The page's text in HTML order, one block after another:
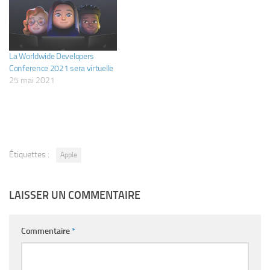
La Worldwide Developers
Conference 2021 sera virtuelle
25 mai 2021
Étiquettes : Apple
LAISSER UN COMMENTAIRE
Commentaire*